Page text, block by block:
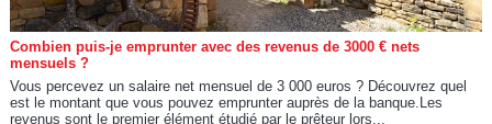
Combien puis-je emprunter avec des revenus de 3000 € nets
mensuels ?
Vous percevez un salaire net mensuel de 3 000 euros ? Découvrez quel
est le montant que vous pouvez emprunter auprès de la banque.Les
revenus sont le premier élément étudié par le prêteur lors...